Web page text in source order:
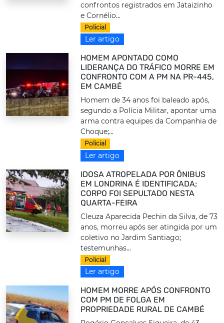
confrontos registrados em Jataizinho
e Cornélio...
Policial
Ler artigo
HOMEM APONTADO COMO
LIDERANÇA DO TRÁFICO MORRE EM
CONFRONTO COM A PM NA PR-445,
EM CAMBÉ
Homem de 34 anos foi baleado após,
segundo a Polícia Militar, apontar uma
arma contra equipes da Companhia de
Choque;...
Policial
Ler artigo
IDOSA ATROPELADA POR ÔNIBUS
EM LONDRINA É IDENTIFICADA;
CORPO FOI SEPULTADO NESTA
QUARTA-FEIRA
Cleuza Aparecida Pechin da Silva, de 73
anos, morreu após ser atingida por um
coletivo no Jardim Santiago;
testemunhas...
Policial
Ler artigo
HOMEM MORRE APÓS CONFRONTO
COM PM DE FOLGA EM
PROPRIEDADE RURAL DE CAMBÉ